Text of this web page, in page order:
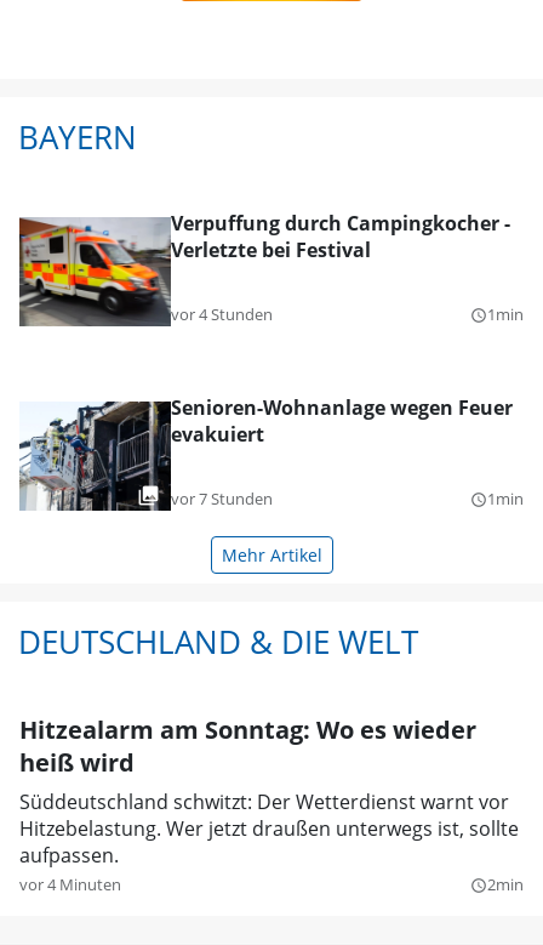
BAYERN
Verpuffung durch Campingkocher -
Verletzte bei Festival
vor 4 Stunden query_builder1min
Senioren-Wohnanlage wegen Feuer
evakuiert
vor 7 Stunden query_builder1min
Mehr Artikel
DEUTSCHLAND & DIE WELT
Hitzealarm am Sonntag: Wo es wieder
heiß wird
Süddeutschland schwitzt: Der Wetterdienst warnt vor
Hitzebelastung. Wer jetzt draußen unterwegs ist, sollte
aufpassen.
vor 4 Minuten query_builder2min